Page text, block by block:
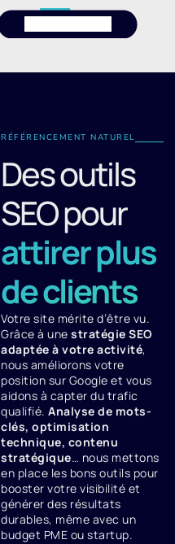
RÉFÉRENCEMENT NATUREL
Des outils
SEO pour
attirer plus
de clients
Votre site mérite d’être vu.
Grâce à unestratégie SEO
adaptée à votre activité,
nous améliorons votre
position sur Google et vous
aidons à capter du trafic
qualifié.Analyse de mots-
clés, optimisation
technique, contenu
stratégique… nous mettons
en place les bons outils pour
booster votre visibilité et
générer des résultats
durables, même avec un
budget PME ou startup.